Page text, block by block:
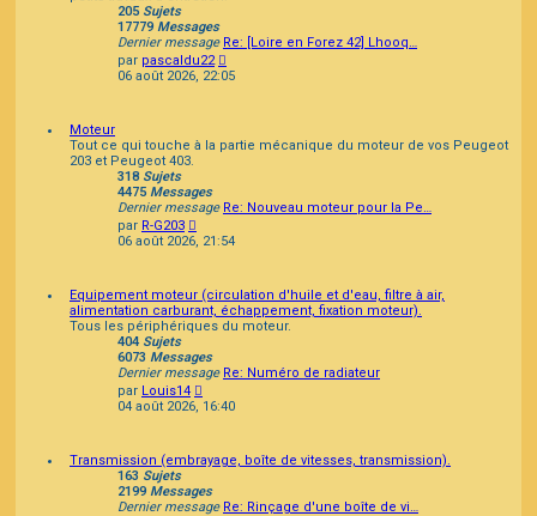
205 Sujets
17779 Messages
Dernier message Re: [Loire en Forez 42] Lhooq…
par pascaldu22
le
06 août 2026, 22:05
Moteur
Tout ce qui touche à la partie mécanique du moteur de vos Peugeot
203 et Peugeot 403.
318 Sujets
4475 Messages
Dernier message Re: Nouveau moteur pour la Pe…
par R-G203
le
dernier
06 août 2026, 21:54
Equipement moteur (circulation d'huile et d'eau, filtre à air,
alimentation carburant, échappement, fixation moteur).
Tous les périphériques du moteur.
404 Sujets
6073 Messages
Dernier message Re: Numéro de radiateur
par Louis14
le
04 août 2026, 16:40
Transmission (embrayage, boîte de vitesses, transmission).
163 Sujets
2199 Messages
Dernier message Re: Rinçage d'une boîte de vi…